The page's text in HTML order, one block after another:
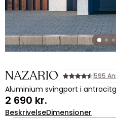
NAZARIO 595
Aluminium svingport i
2 690 kr.
BeskrivelseDimensioner